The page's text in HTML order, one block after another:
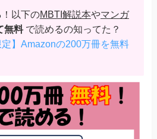
！以下のMBTI解説本やマンガ
無料で読めるの知ってた？
定】Amazonの200万冊を無料